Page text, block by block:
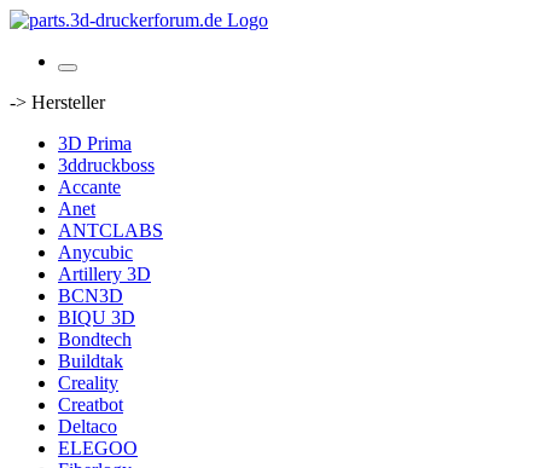
-> Hersteller
3D Prima
3ddruckboss
Accante
Anet
ANTCLABS
Anycubic
Artillery 3D
BCN3D
BIQU 3D
Bondtech
Buildtak
Creality
Creatbot
Deltaco
ELEGOO